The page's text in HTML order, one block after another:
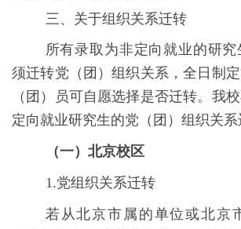
三、 关于组织关系迁转
所有录取为非定向就业的研
须迁转党（团）组织关系，全日制
（团）员可自愿选择是否迁转。我
定向就业研究生的党（团）组织关系
（一）北京校区
1.党组织关系迁转
若从北京市属的单位或北京